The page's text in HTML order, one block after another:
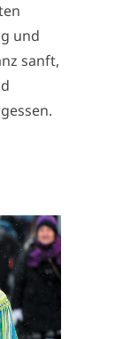
und
sanft,